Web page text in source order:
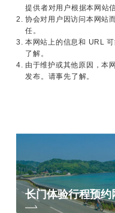
提供者对用户根据本网站
2. 协会对用户因访问本网站
任。
3. 本网站上的信息和 URL
了解。
4. 由于维护或其他原因，本
发布。请事先了解。
长门体验行程预约